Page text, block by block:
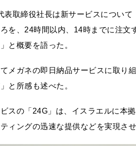
表取締役社長は新サービスについ
を、24時間以内、14時までに注
と概要を語った。
メガネの即日納品サービスに取り
と所感も述べた。
スの「24G」は、イスラエルに本
ィングの迅速な提供などを実現さ